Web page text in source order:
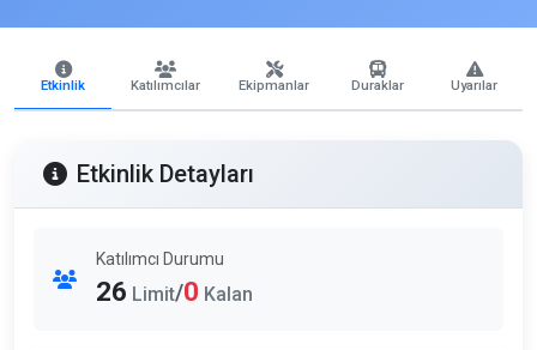
Etkinlik Katılımcılar Ekipmanlar Duraklar Uyarılar
Etkinlik Detayları
Katılımcı Durumu
26 Limit/0 Kalan